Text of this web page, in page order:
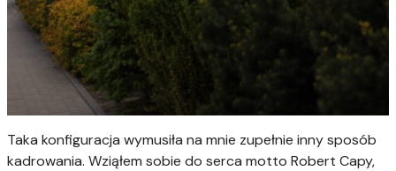
Taka konfiguracja wymusiła na mnie zupełnie inny sposób
kadrowania. Wziąłem sobie do serca motto Robert Capy,